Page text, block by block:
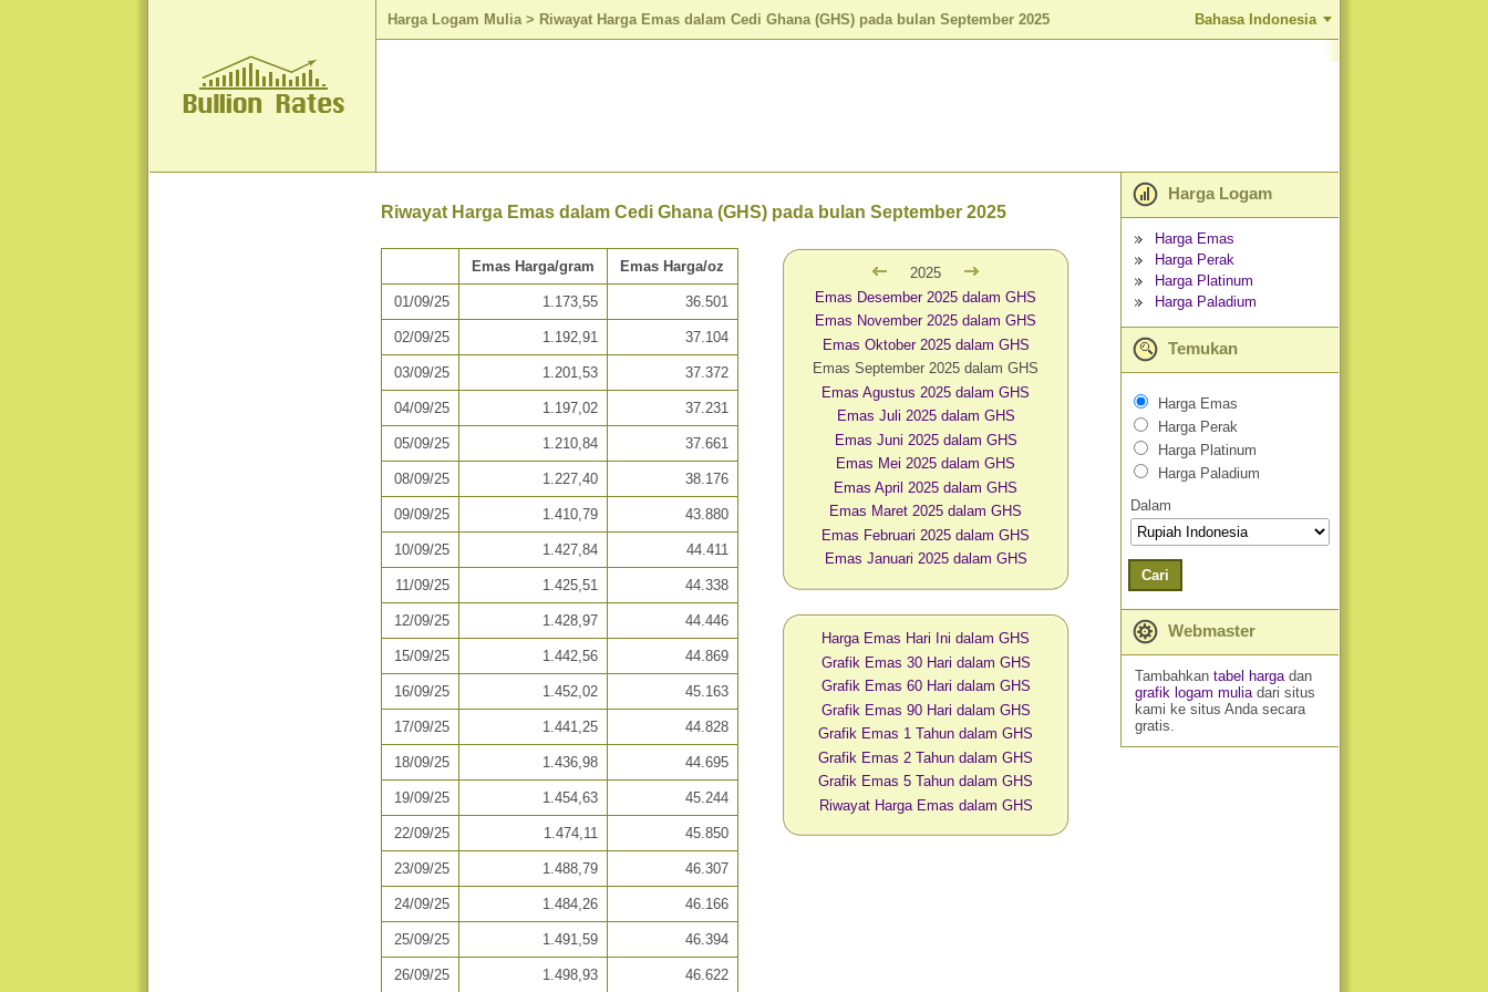
Harga Logam Mulia > Riwayat Harga Emas dalam Cedi Ghana (GHS) pada bulan September 2025 Bahasa Indonesia
Riwayat Harga Emas dalam Cedi Ghana (GHS) pada bulan September 2025
Emas Harga/gram Emas Harga/oz
01/09/25 1.173,55 36.501
02/09/25 1.192,91 37.104
03/09/25 1.201,53 37.372
04/09/25 1.197,02 37.231
05/09/25 1.210,84 37.661
08/09/25 1.227,40 38.176
09/09/25 1.410,79 43.880
10/09/25 1.427,84 44.411
11/09/25 1.425,51 44.338
12/09/25 1.428,97 44.446
15/09/25 1.442,56 44.869
16/09/25 1.452,02 45.163
17/09/25 1.441,25 44.828
18/09/25 1.436,98 44.695
19/09/25 1.454,63 45.244
22/09/25 1.474,11 45.850
23/09/25 1.488,79 46.307
24/09/25 1.484,26 46.166
25/09/25 1.491,59 46.394
26/09/25 1.498,93 46.622
2025
Emas Desember 2025 dalam GHS
Emas November 2025 dalam GHS
Emas Oktober 2025 dalam GHS
Emas September 2025 dalam GHS
Emas Agustus 2025 dalam GHS
Emas Juli 2025 dalam GHS
Emas Juni 2025 dalam GHS
Emas Mei 2025 dalam GHS
Emas April 2025 dalam GHS
Emas Maret 2025 dalam GHS
Emas Februari 2025 dalam GHS
Emas Januari 2025 dalam GHS
Harga Emas Hari Ini dalam GHS
Grafik Emas 30 Hari dalam GHS
Grafik Emas 60 Hari dalam GHS
Grafik Emas 90 Hari dalam GHS
Grafik Emas 1 Tahun dalam GHS
Grafik Emas 2 Tahun dalam GHS
Grafik Emas 5 Tahun dalam GHS
Riwayat Harga Emas dalam GHS
Harga Logam
Harga Emas
Harga Perak
Harga Platinum
Harga Paladium
Temukan
Harga Emas
Harga Perak
Harga Platinum
Harga Paladium
Dalam
Cari
Webmaster
Tambahkan tabel hargadan
grafik logam muliadari situs
kami ke situs Anda secara
gratis.